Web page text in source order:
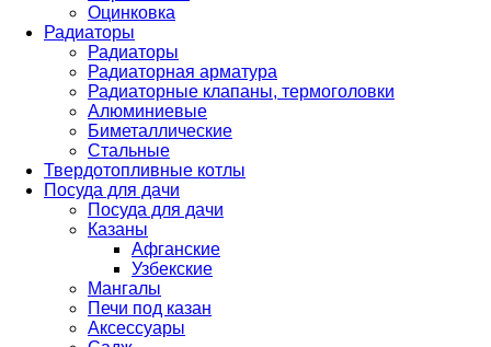
Оцинковка
Радиаторы
Радиаторы
Радиаторная арматура
Радиаторные клапаны, термоголовки
Алюминиевые
Биметаллические
Стальные
Твердотопливные котлы
Посуда для дачи
Посуда для дачи
Казаны
Афганские
Узбекские
Мангалы
Печи под казан
Аксессуары